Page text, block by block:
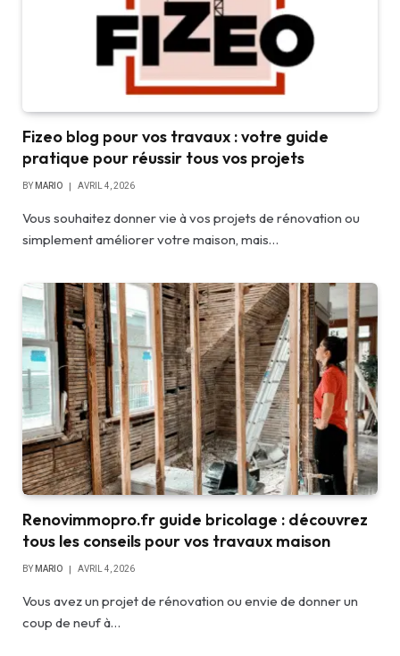
Fizeo blog pour vos travaux : votre guide
pratique pour réussir tous vos projets
BY MARIO AVRIL 4, 2026
Vous souhaitez donner vie à vos projets de rénovation ou
simplement améliorer votre maison, mais…
Renovimmopro.fr guide bricolage : découvrez
tous les conseils pour vos travaux maison
BY MARIO AVRIL 4, 2026
Vous avez un projet de rénovation ou envie de donner un
coup de neuf à…